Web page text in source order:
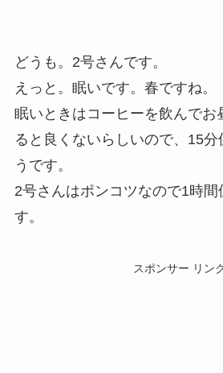
どうも。2号さんです。
えっと。眠いです。春ですね。
眠いときはコーヒーを飲んでお
ると良くないらしいので、15
うです。
2号さんはポンコツなので1時間
す。
スポンサー リン